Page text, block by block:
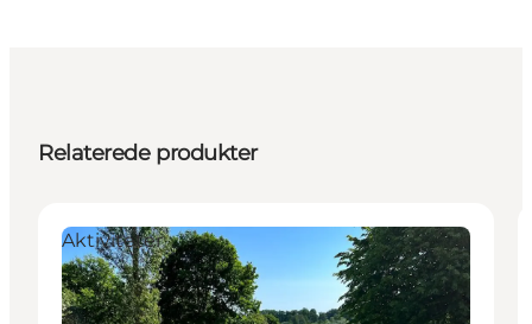
Relaterede produkter
Aktiviteter